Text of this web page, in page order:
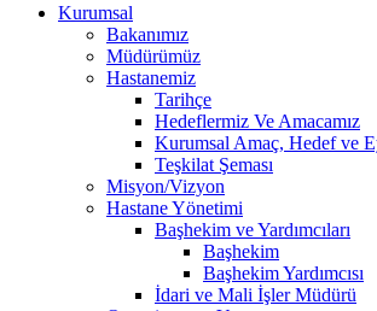
Kurumsal
Bakanımız
Müdürümüz
Hastanemiz
Tarihçe
Hedeflermiz Ve Amacamız
Kurumsal Amaç, Hedef ve
Teşkilat Şeması
Misyon/Vizyon
Hastane Yönetimi
Başhekim ve Yardımcıları
Başhekim
Başhekim Yardımcısı
İdari ve Mali İşler Müdürü